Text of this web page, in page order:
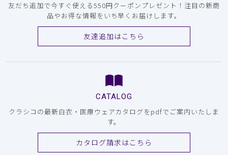
友だち追加で今すぐ使える550円クーポンプレゼント！注目の新商
品やお得な情報をいち早くお届けします。
友達追加はこちら
CATALOG
クラシコの最新白衣・医療ウェアカタログをpdfでご案内いたしま
す。
カタログ請求はこちら